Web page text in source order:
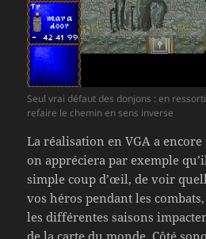
Seul vrai défaut des donjons : en
refaire le chemin en sens inverse
La réalisation en VGA a
on appréciera par exemple
simple coup d’œil, de voir
vos héros pendant les
les différentes saisons
de la carte du monde. Côté